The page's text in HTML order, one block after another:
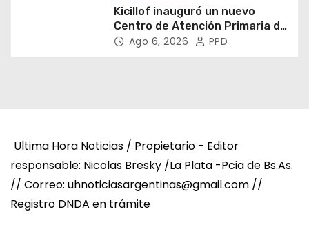
Kicillof inauguró un nuevo
Centro de Atención Primaria de
la Salud
Ago 6, 2026 PPD
Ultima Hora Noticias / Propietario - Editor
responsable: Nicolas Bresky /La Plata -Pcia de Bs.As.
// Correo: uhnoticiasargentinas@gmail.com //
Registro DNDA en trámite